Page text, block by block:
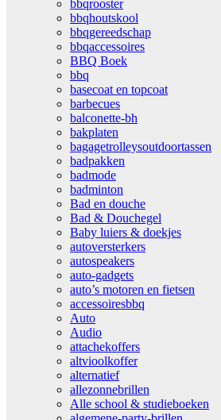
bbqrooster
bbqhoutskool
bbqgereedschap
bbqaccessoires
BBQ Boek
bbq
basecoat en topcoat
barbecues
balconette-bh
bakplaten
bagagetrolleysoutdoortassen
badpakken
badmode
badminton
Bad en douche
Bad & Douchegel
Baby luiers & doekjes
autoversterkers
autospeakers
auto-gadgets
auto’s motoren en fietsen
accessoiresbbq
Auto
Audio
attachekoffers
altvioolkoffer
alternatief
allezonnebrillen
Alle school & studieboeken